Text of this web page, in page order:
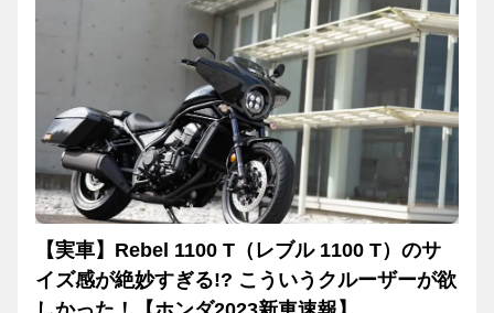
【実車】Rebel 1100 T（レブル 1100 T）のサ
イズ感が絶妙すぎる!? こういうクルーザーが欲